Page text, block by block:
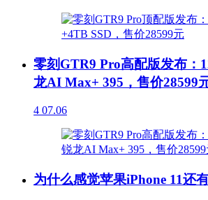
零刻GTR9 Pro高配版发布：
龙AI Max+ 395，售价28599
4 07.06
为什么感觉苹果iPhone 11还